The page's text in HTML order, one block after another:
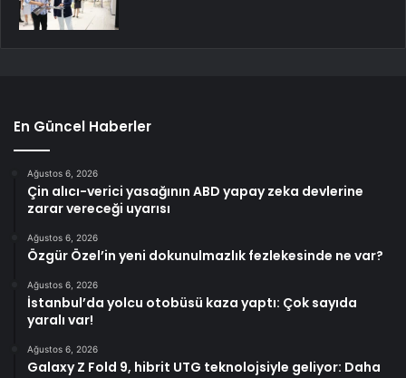
En Güncel Haberler
Ağustos 6, 2026
Çin alıcı-verici yasağının ABD yapay zeka devlerine
zarar vereceği uyarısı
Ağustos 6, 2026
Özgür Özel’in yeni dokunulmazlık fezlekesinde ne var?
Ağustos 6, 2026
İstanbul’da yolcu otobüsü kaza yaptı: Çok sayıda
yaralı var!
Ağustos 6, 2026
Galaxy Z Fold 9, hibrit UTG teknolojsiyle geliyor: Daha